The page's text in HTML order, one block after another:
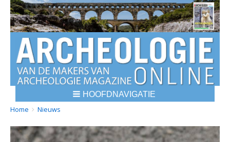
HOOFDNAVIGATIE
BREADCRUMBS
YOU
HERE:
Home Nieuws